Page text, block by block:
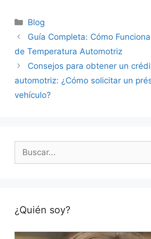
Categorías
Blog
Guía Completa: Cómo
de Temperatura Automotriz
Consejos para obtener un
automotriz: ¿Cómo solicitar un
vehículo?
¿Quién soy?